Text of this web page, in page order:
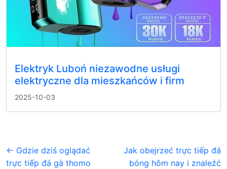
Elektryk Luboń niezawodne usługi
elektryczne dla mieszkańców i firm
2025-10-03
← Gdzie dziś oglądać
trực tiếp đá gà thomo
Jak obejrzeć trực tiếp đá
bóng hôm nay i znaleźć